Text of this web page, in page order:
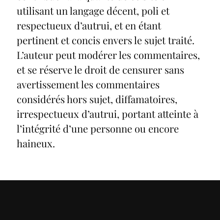
utilisant un langage décent, poli et
respectueux d’autrui, et en étant
pertinent et concis envers le sujet traité.
L’auteur peut modérer les commentaires,
et se réserve le droit de censurer sans
avertissement les commentaires
considérés hors sujet, diffamatoires,
irrespectueux d’autrui, portant atteinte à
l’intégrité d’une personne ou encore
haineux.